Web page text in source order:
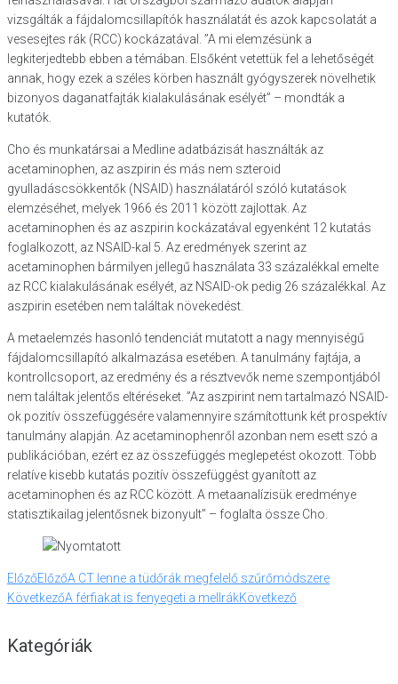
vizsgálták a fájdalomcsillapítók használatát és azok kapcsolatát a
vesesejtes rák (RCC) kockázatával. ”A mi elemzésünk a
legkiterjedtebb ebben a témában. Elsőként vetettük fel a lehetőségét
annak, hogy ezek a széles körben használt gyógyszerek növelhetik
bizonyos daganatfajták kialakulásának esélyét” – mondták a
kutatók.
Cho és munkatársai a Medline adatbázisát használták az
acetaminophen, az aszpirin és más nem szteroid
gyulladáscsökkentők (NSAID) használatáról szóló kutatások
elemzéséhet, melyek 1966 és 2011 között zajlottak. Az
acetaminophen és az aszpirin kockázatával egyenként 12 kutatás
foglalkozott, az NSAID-kal 5. Az eredmények szerint az
acetaminophen bármilyen jellegű használata 33 százalékkal emelte
az RCC kialakulásának esélyét, az NSAID-ok pedig 26 százalékkal. Az
aszpirin esetében nem találtak növekedést.
A metaelemzés hasonló tendenciát mutatott a nagy mennyiségű
fájdalomcsillapító alkalmazása esetében. A tanulmány fajtája, a
kontrollcsoport, az eredmény és a résztvevők neme szempontjából
nem találtak jelentős eltéréseket. ”Az aszpirint nem tartalmazó NSAID-
ok pozitív összefüggésére valamennyire számítottunk két prospektív
tanulmány alapján. Az acetaminophenről azonban nem esett szó a
publikációban, ezért ez az összefüggés meglepetést okozott. Több
relatíve kisebb kutatás pozitív összefüggést gyanított az
acetaminophen és az RCC között. A metaanalízisük eredménye
statisztikailag jelentősnek bizonyult” – foglalta össze Cho.
ElőzőElőzőA CT lenne a tüdőrák megfelelő szűrőmódszere
KövetkezőA férfiakat is fenyegeti a mellrákKövetkező
Kategóriák